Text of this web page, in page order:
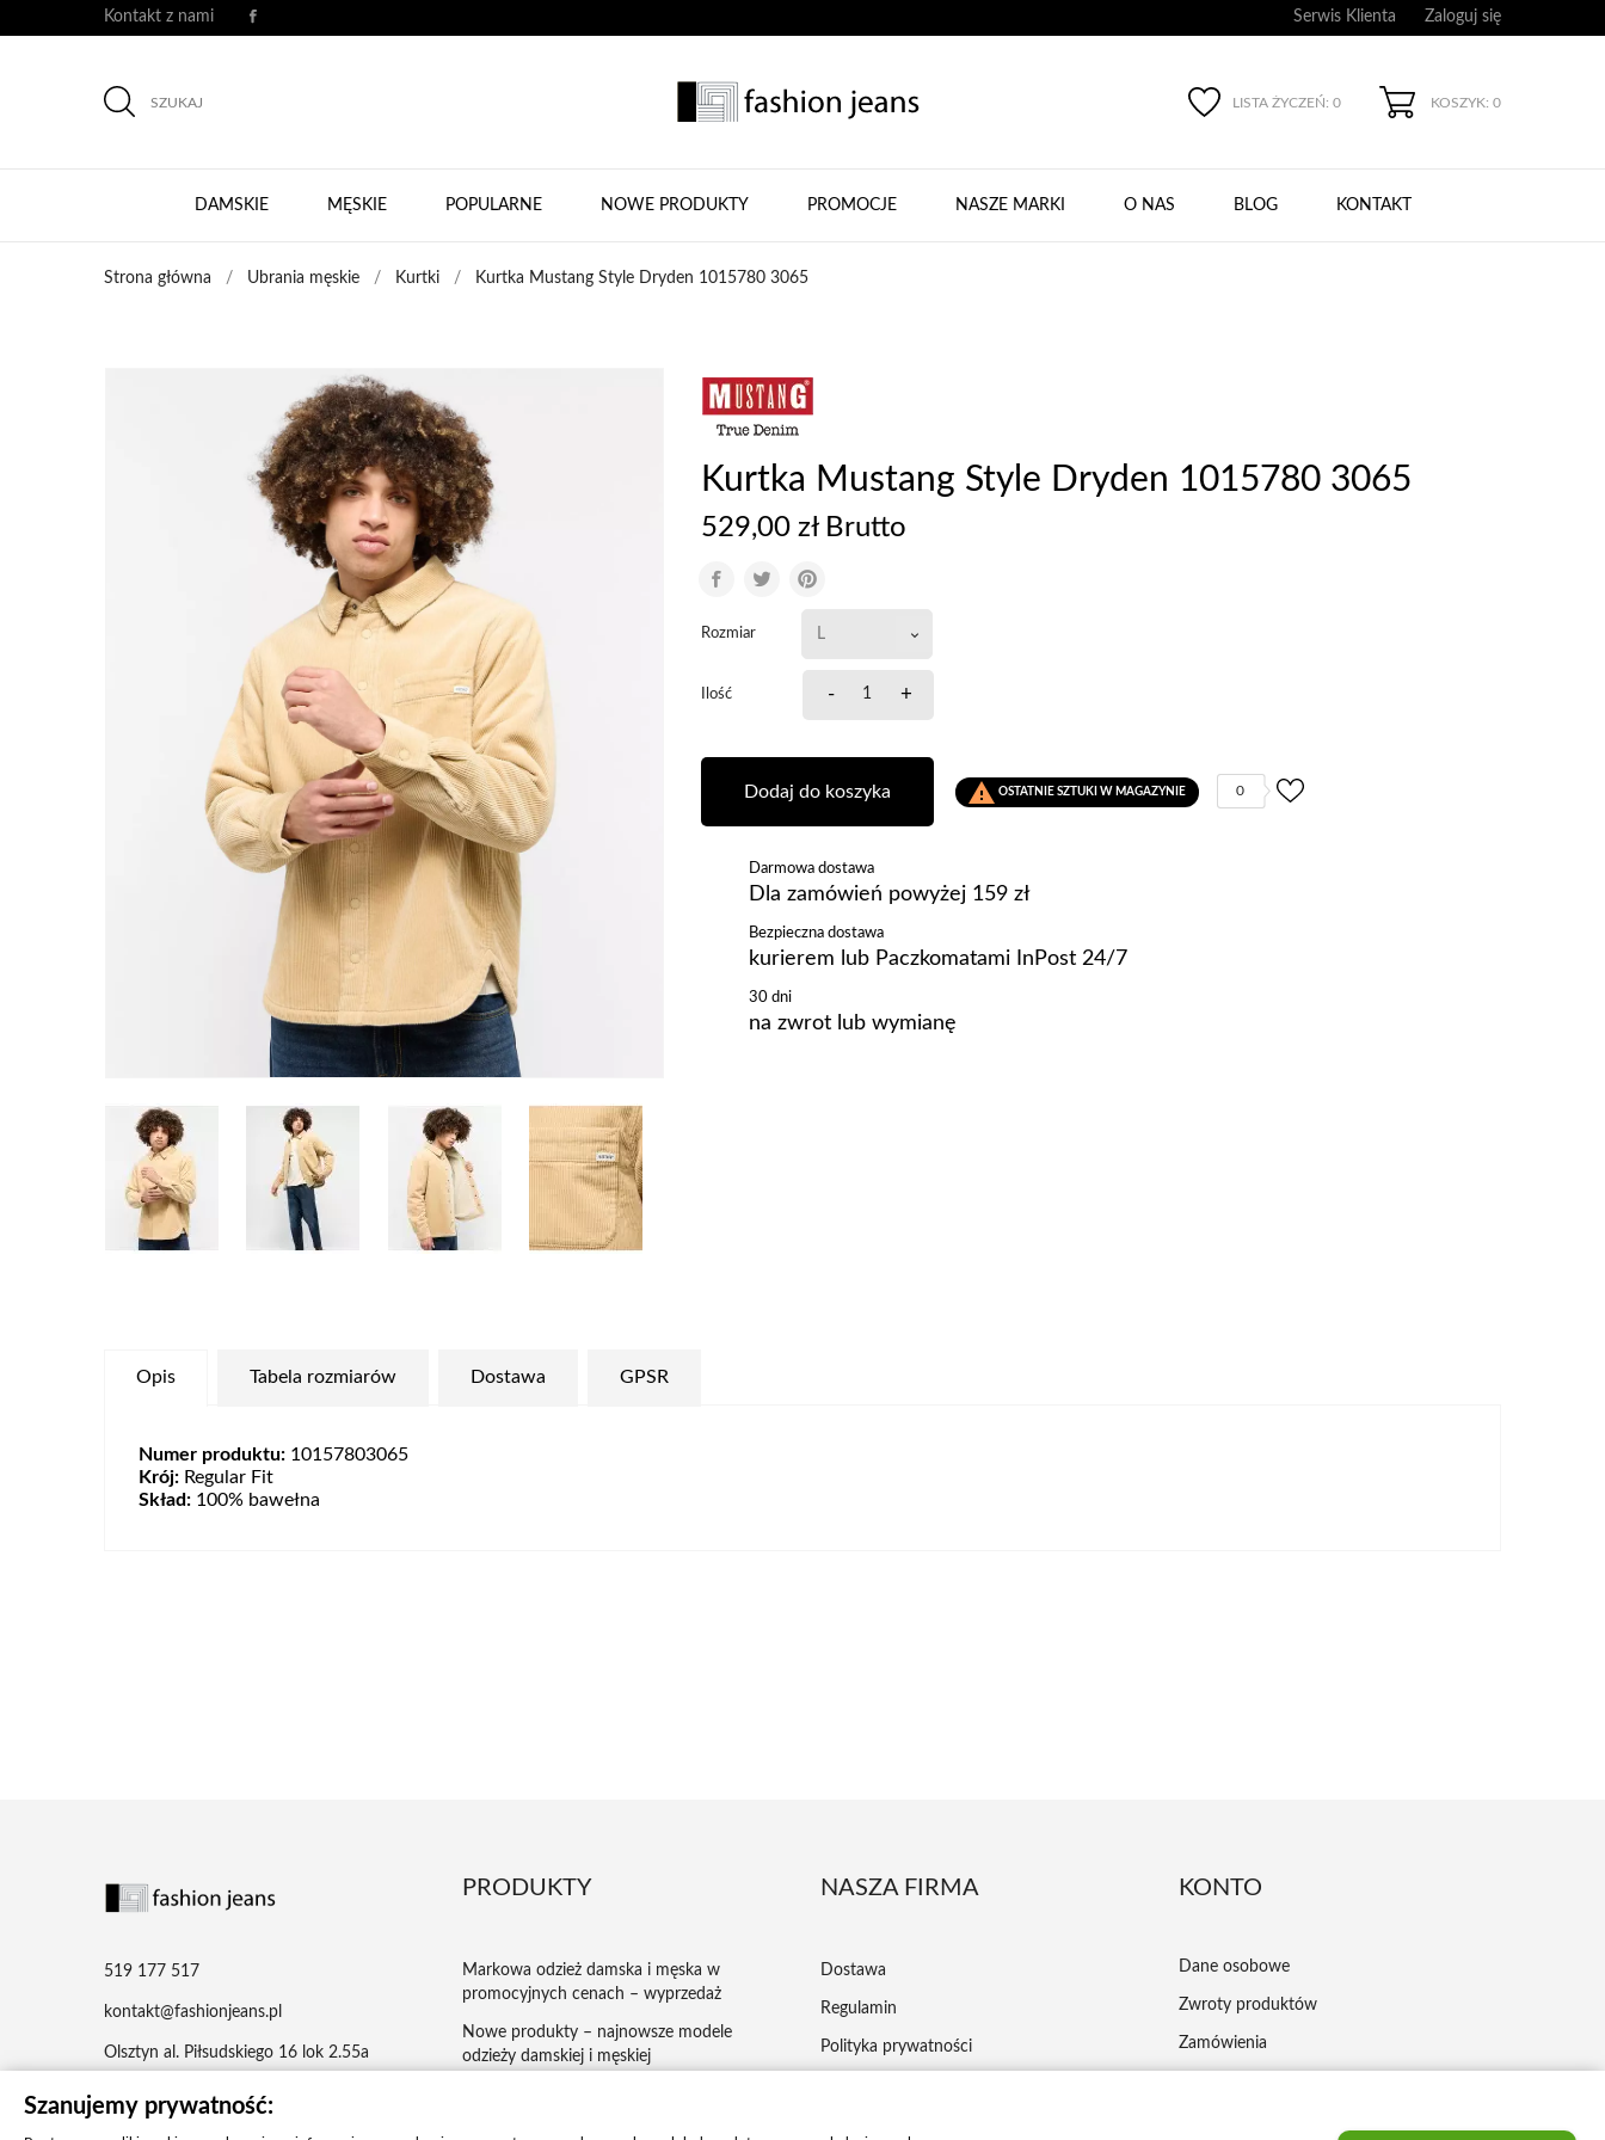
Kontakt z nami Serwis Klienta Zaloguj się
SZUKAJ LISTA ŻYCZEŃ: 0 KOSZYK: 0
DAMSKIE MĘSKIE POPULARNE NOWE PRODUKTY PROMOCJE NASZE MARKI O NAS BLOG KONTAKT
Strona główna Ubrania męskie Kurtki Kurtka Mustang Style Dryden 1015780 3065
Kurtka Mustang Style Dryden 1015780 3065
529,00 zł Brutto
Rozmiar
Ilość - +
Dodaj do koszyka  OSTATNIE SZTUKI W MAGAZYNIE 0
Darmowa dostawa
Dla zamówień powyżej 159 zł
Bezpieczna dostawa
kurierem lub Paczkomatami InPost 24/7
30 dni
na zwrot lub wymianę
Opis Tabela rozmiarów Dostawa GPSR
Numer produktu: 10157803065
Krój: Regular Fit
Skład: 100% bawełna
519 177 517
kontakt@fashionjeans.pl
Olsztyn al. Piłsudskiego 16 lok 2.55a
PRODUKTY
Markowa odzież damska i męska w
promocyjnych cenach – wyprzedaż
Nowe produkty – najnowsze modele
odzieży damskiej i męskiej
NASZA FIRMA
Dostawa
Regulamin
Polityka prywatności
KONTO
Dane osobowe
Zwroty produktów
Zamówienia
Szanujemy prywatność: